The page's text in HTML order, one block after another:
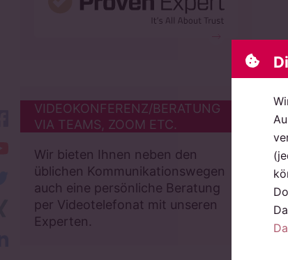
VIDEOKONFERENZ/BERATUNG
VIA TEAMS, ZOOM ETC.
Wir bieten Ihnen neben den
üblichen Kommunikationswegen
auch eine persönliche Beratung
per Videotelefonat mit unseren
Experten.
facebook
twitter
Xing